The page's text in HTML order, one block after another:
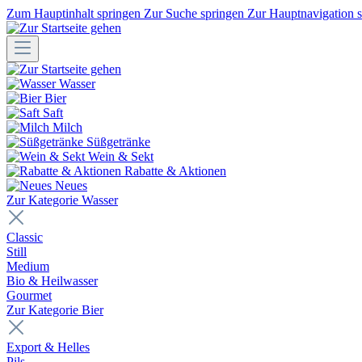
Zum Hauptinhalt springen Zur Suche springen Zur Hauptnavigation
Wasser
Bier
Saft
Milch
Süßgetränke
Wein & Sekt
Rabatte & Aktionen
Neues
Zur Kategorie Wasser
Classic
Still
Medium
Bio & Heilwasser
Gourmet
Zur Kategorie Bier
Export & Helles